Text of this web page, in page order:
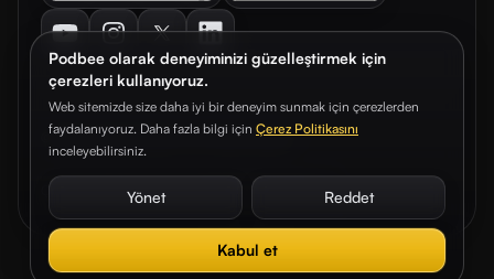
Podbee olarak deneyiminizi güzelleştirmek için
çerezleri kullanıyoruz.
Web sitemizde size daha iyi bir deneyim sunmak için çerezlerden
faydalanıyoruz. Daha fazla bilgi için Çerez Politikasını
inceleyebilirsiniz.
Yönet Reddet
Kabul et
© 2026. Podbee Media. Tüm hakları saklıdır.
Çerez TercihleriAydınlatma Metni Gizlilik Sözleşmesi